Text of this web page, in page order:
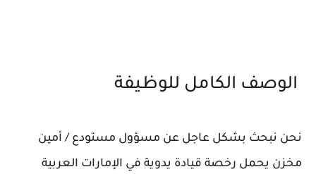
الوصف الكامل للوظيفة
نحن نبحث بشكل عاجل عن مسؤول مستودع / أمين
مخزن يحمل رخصة قيادة يدوية في الإمارات العربية